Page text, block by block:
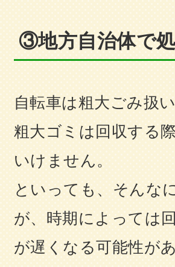
③地方自治体で
自転車は粗大ごみ扱い
粗大ゴミは回収する
いけません。
といっても、そんな
が、時期によっては
が遅くなる可能性が